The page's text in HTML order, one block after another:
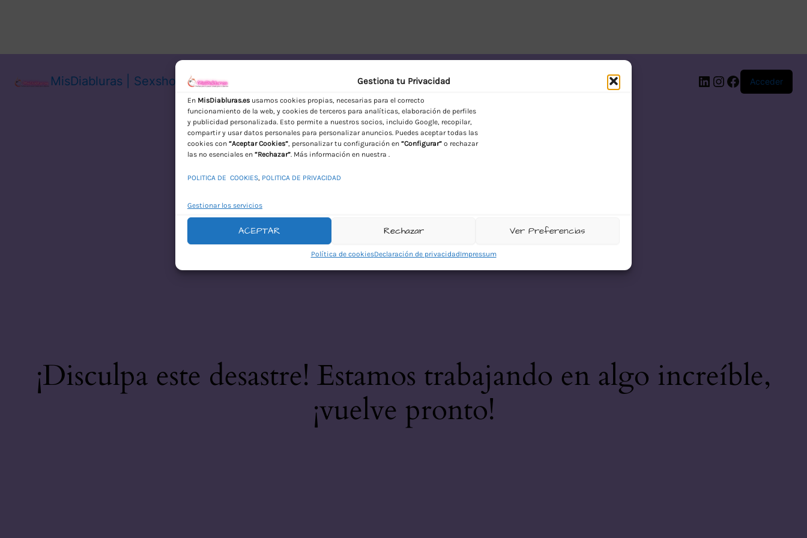
Gestiona tu Privacidad
En MisDiabluras.es usamos cookies propias, necesarias para el correcto
funcionamiento de la web, y cookies de terceros para analíticas, elaboración de perfiles
y publicidad personalizada. Esto permite a nuestros socios, incluido Google, recopilar,
compartir y usar datos personales para personalizar anuncios. Puedes aceptar todas las
cookies con “Aceptar Cookies”, personalizar tu configuración en “Configurar” o rechazar
las no esenciales en “Rechazar”. Más información en nuestra .
POLITICA DE COOKIES, POLITICA DE PRIVACIDAD
Gestionar los servicios
ACEPTAR Rechazar Ver Preferencias
Política de cookiesDeclaración de privacidadImpressum
MisDiabluras | Sexshop Online con Envío Discreto en España
LinkedIn
Instagram
Facebook
Acceder
¡Disculpa este desastre! Estamos trabajando en algo increíble,
¡vuelve pronto!